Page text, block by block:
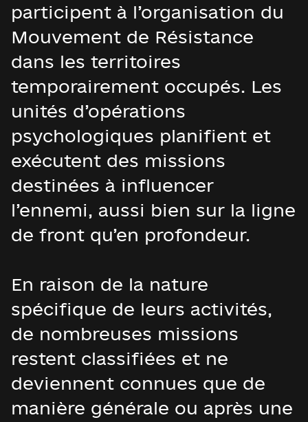
participent à l’organisation du
Mouvement de Résistance
dans les territoires
temporairement occupés. Les
unités d’opérations
psychologiques planifient et
exécutent des missions
destinées à influencer
l’ennemi, aussi bien sur la ligne
de front qu’en profondeur.
En raison de la nature
spécifique de leurs activités,
de nombreuses missions
restent classifiées et ne
deviennent connues que de
manière générale ou après une